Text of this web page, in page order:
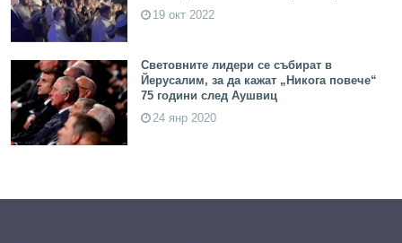
19 окт 2022
Световните лидери се събират в
Йерусалим, за да кажат „Никога повече“
75 години след Аушвиц
24 янр 2020